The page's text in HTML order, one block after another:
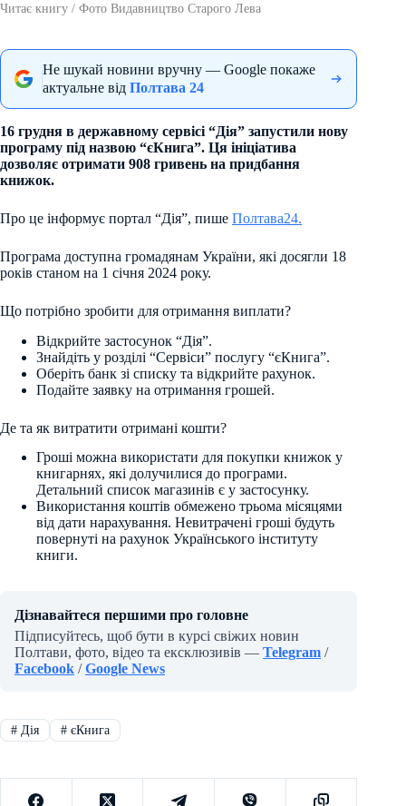
Читає книгу / Фото Видавництво Старого Лева
Не шукай новини вручну — Google покаже
актуальне від Полтава 24
16 грудня в державному сервісі “Дія” запустили нову
програму під назвою “єКнига”. Ця ініціатива
дозволяє отримати 908 гривень на придбання
книжок.
Про це інформує портал “Дія”, пише Полтава24.
Програма доступна громадянам України, які досягли 18
років станом на 1 січня 2024 року.
Що потрібно зробити для отримання виплати?
Відкрийте застосунок “Дія”.
Знайдіть у розділі “Сервіси” послугу “єКнига”.
Оберіть банк зі списку та відкрийте рахунок.
Подайте заявку на отримання грошей.
Де та як витратити отримані кошти?
Гроші можна використати для покупки книжок у
книгарнях, які долучилися до програми.
Детальний список магазинів є у застосунку.
Використання коштів обмежено трьома місяцями
від дати нарахування. Невитрачені гроші будуть
повернуті на рахунок Українського інституту
книги.
Дізнавайтеся першими про головне
Підписуйтесь, щоб бути в курсі свіжих новин
Полтави, фото, відео та ексклюзивів — Telegram /
Facebook /Google News
#Дія #єКнига